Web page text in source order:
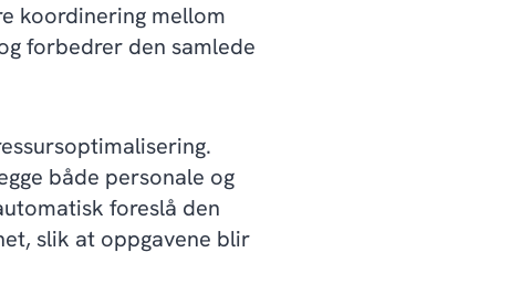
koordinering mellom
forbedrer den samlede
både personale og
foreslå den
slik at oppgavene blir